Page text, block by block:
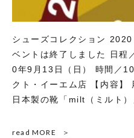
シューズコレクション
ベントは終了しました 日程
0年9月13日（日） 時間／
クト・イーエム店 【内容】
日本製の靴「milt（ミルト）
read MORE